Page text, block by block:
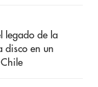
legado de la
disco en un